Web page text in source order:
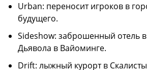
Urban: переносит игроков в
будущего.
Sideshow: заброшенный отель
Дьявола в Вайоминге.
Drift: лыжный курорт в